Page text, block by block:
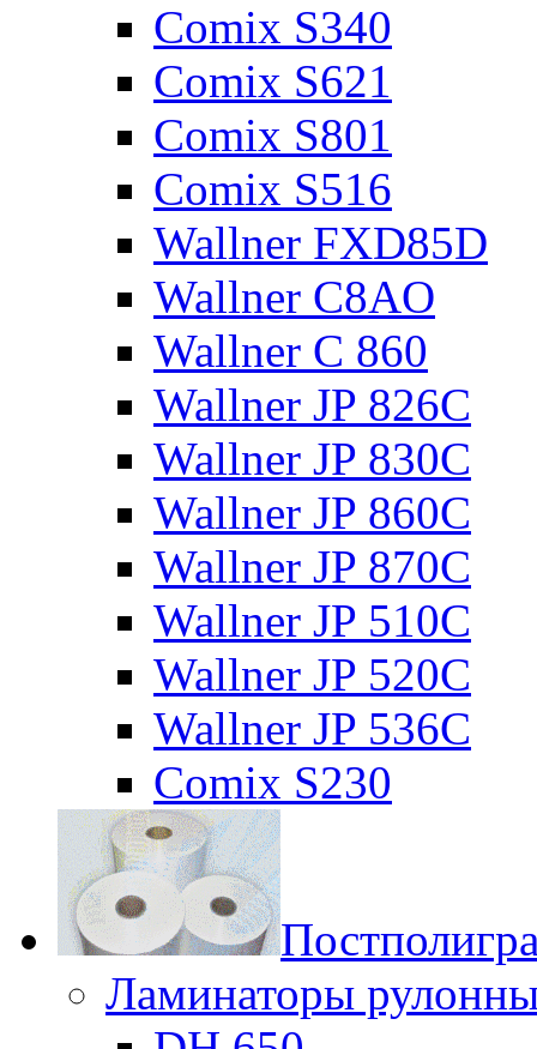
Comix S340
Comix S621
Comix S801
Comix S516
Wallner FXD85D
Wallner C8AO
Wallner C 860
Wallner JP 826C
Wallner JP 830C
Wallner JP 860C
Wallner JP 870C
Wallner JP 510C
Wallner JP 520C
Wallner JP 536C
Comix S230
Ламинаторы